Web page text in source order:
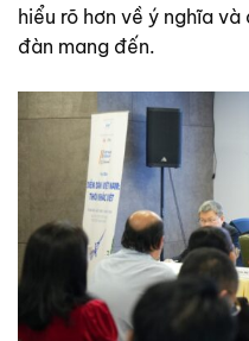
hiểu rõ hơn về ý nghĩa
đàn mang đến.